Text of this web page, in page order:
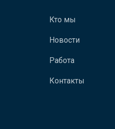
Кто мы
Новости
Работа
Контакты